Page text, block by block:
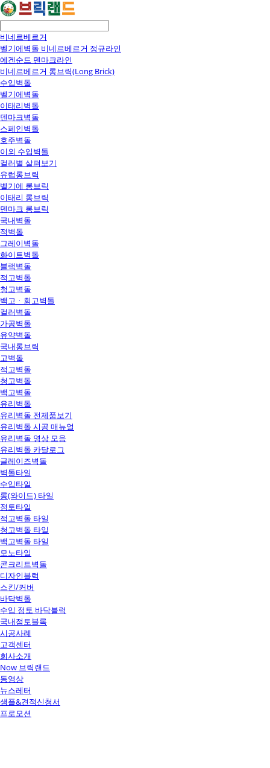
비네르베르거
벨기에벽돌 비네르베르거 정규라인
에겐순드 덴마크라인
비네르베르거 롱브릭(Long Brick)
수입벽돌
벨기에벽돌
이태리벽돌
덴마크벽돌
스페인벽돌
호주벽돌
이외 수입벽돌
컬러별 살펴보기
유럽롱브릭
벨기에 롱브릭
이태리 롱브릭
덴마크 롱브릭
국내벽돌
적벽돌
그레이벽돌
화이트벽돌
블랙벽돌
적고벽돌
청고벽돌
백고ㆍ회고벽돌
컬러벽돌
가공벽돌
유약벽돌
국내롱브릭
고벽돌
적고벽돌
청고벽돌
백고벽돌
유리벽돌
유리벽돌 전제품보기
유리벽돌 시공 매뉴얼
유리벽돌 영상 모음
유리벽돌 카달로그
글레이즈벽돌
벽돌타일
수입타일
롱(와이드) 타일
점토타일
적고벽돌 타일
청고벽돌 타일
백고벽돌 타일
모노타일
콘크리트벽돌
디자인블럭
스킨/커버
바닥벽돌
수입 점토 바닥블럭
국내점토블록
시공사례
고객센터
회사소개
Now 브릭랜드
동영상
뉴스레터
샘플&견적신청서
프로모션